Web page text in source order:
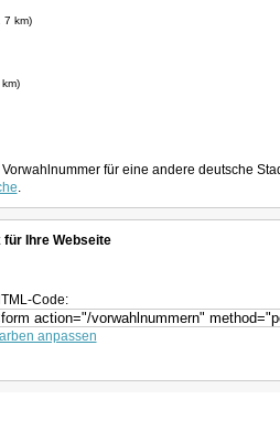
7 km)
für eine andere deutsche
.
Ihre Webseite
Code:
anpassen